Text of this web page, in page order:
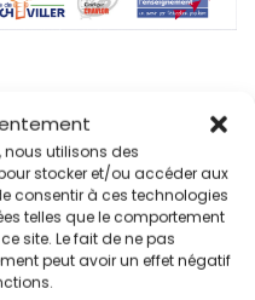
nous utilisons des
stocker et/ou accéder aux
consentir à ces technologies
telles que le comportement
site. Le fait de ne pas
peut avoir un effet négatif